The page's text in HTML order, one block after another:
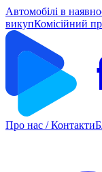
Автомобілі в
викупКомісійний
Про нас / Контакти